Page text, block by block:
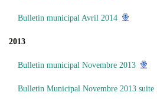
Bulletin municipal Avril 2014
2013
Bulletin municipal Novembre 2013
Bulletin Municipal Novembre 2013 suite